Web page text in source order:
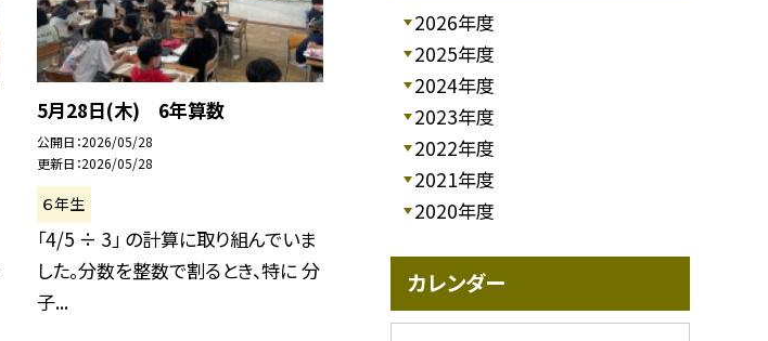
5月28日(木) 6年算数
公開日 2026/05/28
更新日 2026/05/28
６年生
「4/5 ÷ 3」 の計算に取り組んでいま
した。分数を整数で割るとき、特に 分
子...
2026年度
2025年度
2024年度
2023年度
2022年度
2021年度
2020年度
カレンダー